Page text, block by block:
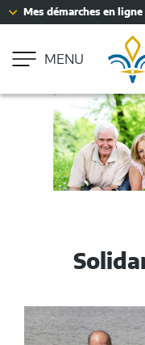
Aller à la recherche
Accessibilité :
Mes démarches en ligne
MENU
Dans
Fenêtre
chat